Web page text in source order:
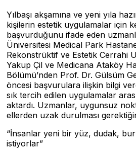
Yılbaşı akşamına ve yeni yıla
kişilerin estetik uygulamalar için
başvurduğunu ifade eden
Üniversitesi Medical Park
Rekonstrüktif ve Estetik Cerrahi
Yakup Çil ve Medicana Ataköy
Bölümü’nden Prof. Dr. Gülsüm
öncesi başvurulara ilişkin bilgi
sık tercih edilen uygulamalar
aktardı. Uzmanlar, uygunsuz
ellerden uzak durulması
“İnsanlar yeni bir yüz, dudak,
istiyorlar”